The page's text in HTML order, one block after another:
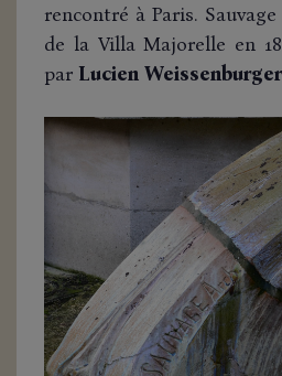
rencontré à Paris.
de la Villa Majorelle en
par Lucien Weissenburger